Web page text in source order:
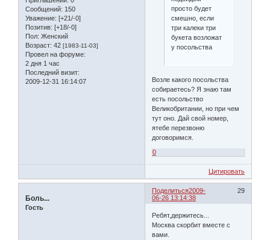
Сообщений: 150
Уважение: [+21/-0]
Позитив: [+18/-0]
Пол: Женский
Возраст: 42 [1983-11-03]
Провел на форуме:
2 дня 1 час
Последний визит:
2009-12-31 16:14:07
просто будет
смешно, если
три калеки три
букета возложат
у посольства
Возле какого посольства
собираетесь? Я знаю там
есть посольство
Великобритании, но при чем
тут оно. Дай свой номер,
ятебе перезвоню
договоримся.
0
Цитировать
Поделиться 29
2009-
06-26 13:14:38
Боль...
Гость
Ребят,держитесь...
Москва скорбит вместе с
вами.